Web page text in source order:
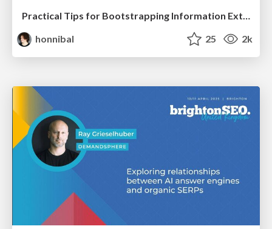
Practical Tips for Bootstrapping Information Extraction Pipelines
honnibal
25 2k